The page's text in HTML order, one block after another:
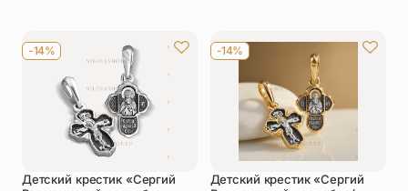
-14%
Детский крестик «Сергий
-14%
Детский крестик «Сергий